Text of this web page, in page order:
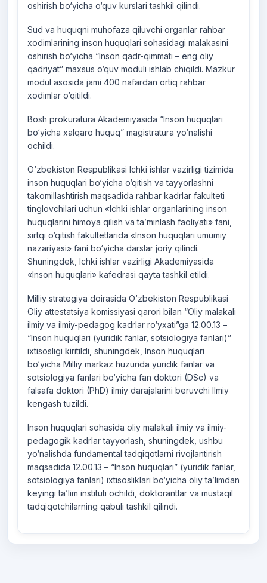
oshirish bo‘yicha o‘quv kurslari tashkil qilindi.
Sud va huquqni muhofaza qiluvchi organlar rahbar
xodimlarining inson huquqlari sohasidagi malakasini
oshirish bo‘yicha “Inson qadr-qimmati – eng oliy
qadriyat” maxsus o‘quv moduli ishlab chiqildi. Mazkur
modul asosida jami 400 nafardan ortiq rahbar
xodimlar o‘qitildi.
Bosh prokuratura Akademiyasida “Inson huquqlari
bo‘yicha xalqaro huquq” magistratura yo‘nalishi
ochildi.
O‘zbekiston Respublikasi Ichki ishlar vazirligi tizimida
inson huquqlari bo‘yicha o‘qitish va tayyorlashni
takomillashtirish maqsadida rahbar kadrlar fakulteti
tinglovchilari uchun «Ichki ishlar organlarining inson
huquqlarini himoya qilish va ta’minlash faoliyati» fani,
sirtqi o‘qitish fakultetlarida «Inson huquqlari umumiy
nazariyasi» fani bo‘yicha darslar joriy qilindi.
Shuningdek, Ichki ishlar vazirligi Akademiyasida
«Inson huquqlari» kafedrasi qayta tashkil etildi.
Milliy strategiya doirasida O‘zbekiston Respublikasi
Oliy attestatsiya komissiyasi qarori bilan “Oliy malakali
ilmiy va ilmiy-pedagog kadrlar ro‘yxati”ga 12.00.13 –
“Inson huquqlari (yuridik fanlar, sotsiologiya fanlari)”
ixtisosligi kiritildi, shuningdek, Inson huquqlari
bo‘yicha Milliy markaz huzurida yuridik fanlar va
sotsiologiya fanlari bo‘yicha fan doktori (DSc) va
falsafa doktori (PhD) ilmiy darajalarini beruvchi Ilmiy
kengash tuzildi.
Inson huquqlari sohasida oliy malakali ilmiy va ilmiy-
pedagogik kadrlar tayyorlash, shuningdek, ushbu
yo‘nalishda fundamental tadqiqotlarni rivojlantirish
maqsadida 12.00.13 – “Inson huquqlari” (yuridik fanlar,
sotsiologiya fanlari) ixtisosliklari bo‘yicha oliy ta’limdan
keyingi ta’lim instituti ochildi, doktorantlar va mustaqil
tadqiqotchilarning qabuli tashkil qilindi.